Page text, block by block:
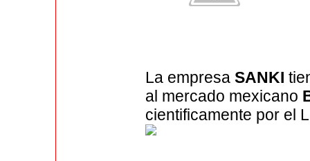
La empresaSANKI
al mercado mexicano
cientificamente por el